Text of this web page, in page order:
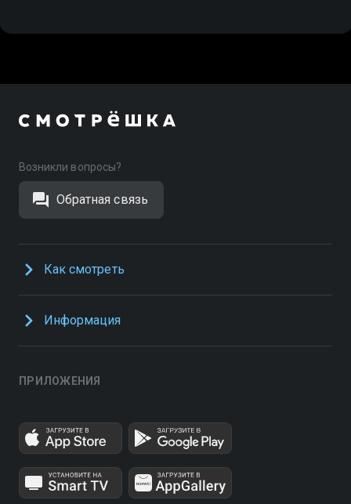
Возникли вопросы?
Обратная связь
Как смотреть
Информация
ПРИЛОЖЕНИЯ